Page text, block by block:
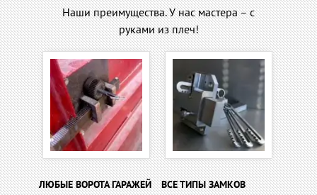
Наши преимущества. У нас мастера – с
руками из плеч!
ЛЮБЫЕ ВОРОТА ГАРАЖЕЙ
ВСЕ ТИПЫ ЗАМКОВ